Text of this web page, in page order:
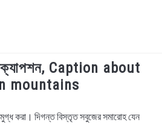
ক্যাপশন, Caption about
mountains
মুগ্ধ করা। দিগন্ত বিস্তৃত সবুজের সমারোহ যেন